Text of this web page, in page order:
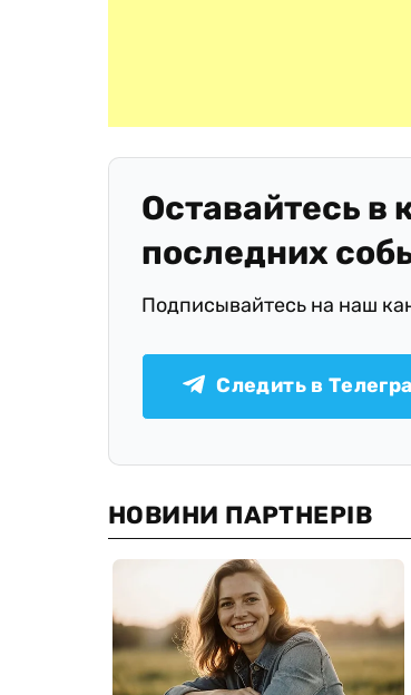
Оставайтесь в
последних
Подписывайтесь на наш
Следить в